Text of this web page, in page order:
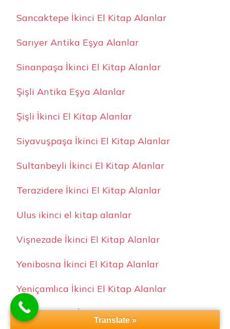
Sancaktepe İkinci El Kitap Alanlar
Sarıyer Antika Eşya Alanlar
Sinanpaşa İkinci El Kitap Alanlar
Şişli Antika Eşya Alanlar
Şişli İkinci El Kitap Alanlar
Siyavuşpaşa İkinci El Kitap Alanlar
Sultanbeyli İkinci El Kitap Alanlar
Terazidere İkinci El Kitap Alanlar
Ulus ikinci el kitap alanlar
Vişnezade İkinci El Kitap Alanlar
Yenibosna İkinci El Kitap Alanlar
Yeniçamlıca İkinci El Kitap Alanlar
Zuhuratbaba İkinci El Kitap Alanlar
Translate »